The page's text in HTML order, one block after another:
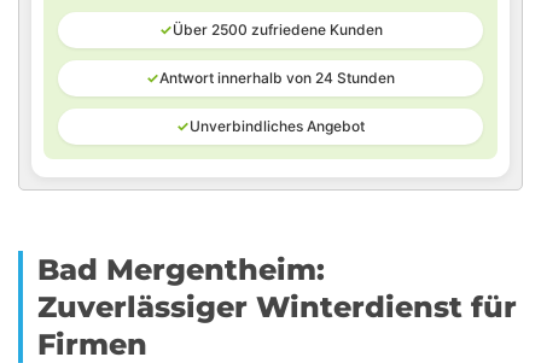
✓Über 2500 zufriedene Kunden
✓Antwort innerhalb von 24 Stunden
✓Unverbindliches Angebot
Bad Mergentheim:
Zuverlässiger Winterdienst für
Firmen